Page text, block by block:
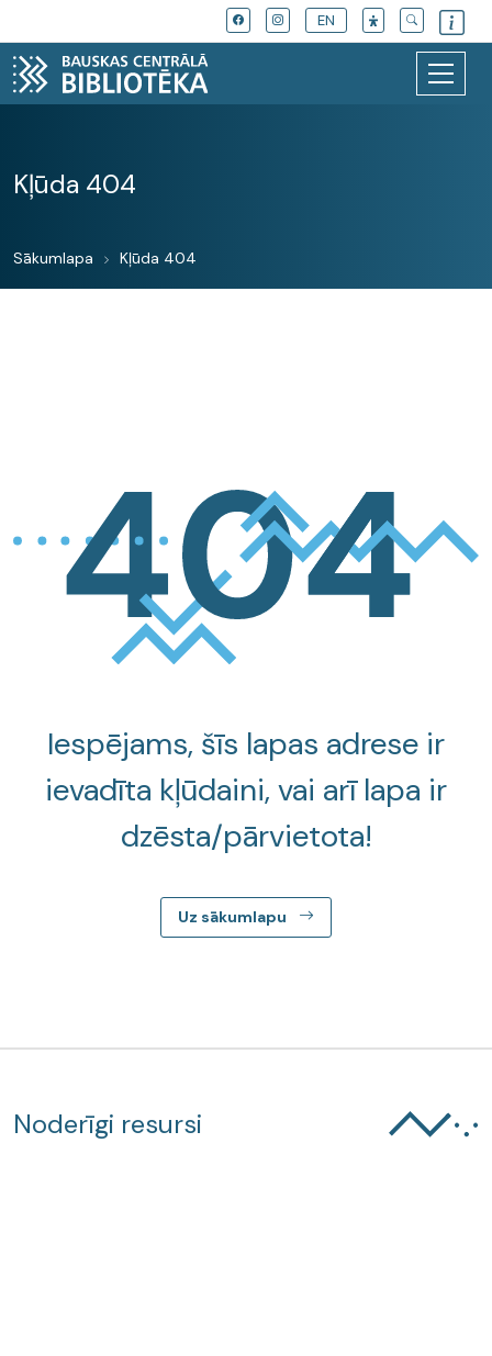
EN
Kļūda 404
Sākumlapa Kļūda 404
Iespējams, šīs lapas adrese ir
ievadīta kļūdaini, vai arī lapa ir
dzēsta/pārvietota!
Uz sākumlapu
Noderīgi resursi